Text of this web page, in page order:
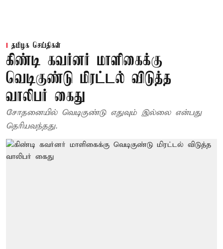
தமிழக செய்திகள்
கிண்டி கவர்னர் மாளிகைக்கு
வெடிகுண்டு மிரட்டல் விடுத்த
வாலிபர் கைது
சோதனையில் வெடிகுண்டு எதுவும் இல்லை என்பது
தெரியவந்தது.